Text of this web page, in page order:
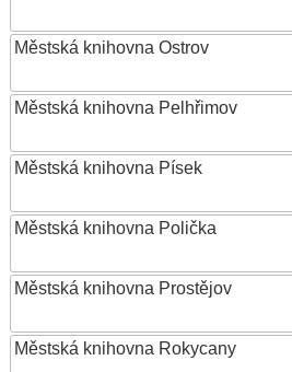
Městská knihovna Ostrov
Městská knihovna Pelhřimov
Městská knihovna Písek
Městská knihovna Polička
Městská knihovna Prostějov
Městská knihovna Rokycany